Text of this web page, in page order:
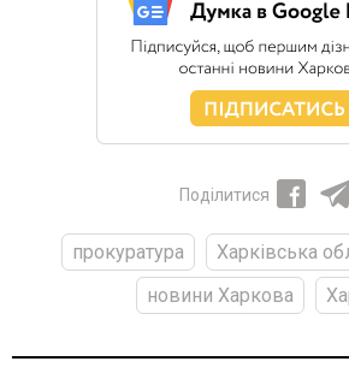
Поділитися
прокуратура Харківська
новини Харкова